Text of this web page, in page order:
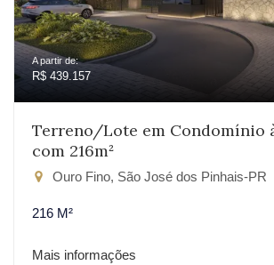
A partir de:
R$ 439.157
Terreno/Lote em Condomínio
com 216m²
Ouro Fino, São José dos Pinhais-PR
216 M²
Mais informações